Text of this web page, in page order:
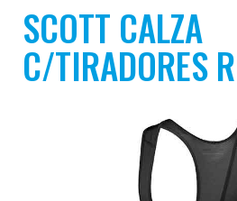
SCOTT CALZA
C/TIRADORES